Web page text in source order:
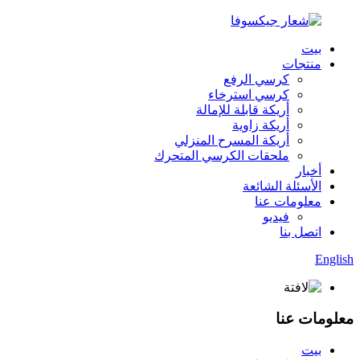
بيت
منتجات
كرسي الرفع
كرسي استرخاء
أريكة قابلة للإمالة
أريكة زاوية
أريكة المسرح المنزلي
ملحقات الكرسي المتحرك
أخبار
الأسئلة الشائعة
معلومات عنا
فيديو
اتصل بنا
English
معلومات عنا
بيت